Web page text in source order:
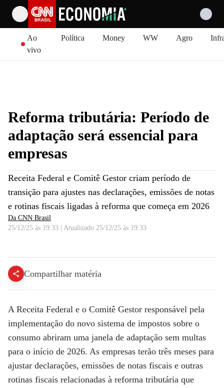
Ao
vivo
Política Money WW Agro
Reforma tributária: Período de
adaptação será essencial para
empresas
Receita Federal e Comitê Gestor criam período de
transição para ajustes nas declarações, emissões de notas
e rotinas fiscais ligadas à reforma que começa em 2026
Da CNN Brasil
25/12/25 às 19:33
Atualizado 25/12/25 às 19:33
Reforma tributária: Adaptação e entendimento são sensíveis, diz especialista | ABERTURA DE MERCADO
Compartilhar matéria
A Receita Federal e o Comitê Gestor responsável pela
implementação do novo sistema de impostos sobre o
consumo abriram uma janela de adaptação sem multas
para o início de 2026. As empresas terão três meses para
ajustar declarações, emissões de notas fiscais e outras
rotinas fiscais relacionadas à reforma tributária que